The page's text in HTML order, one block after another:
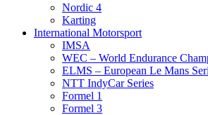
Nordic 4
Karting
International Motorsport
IMSA
WEC – World Endurance
ELMS – European Le Mans
NTT IndyCar Series
Formel 1
Formel 3